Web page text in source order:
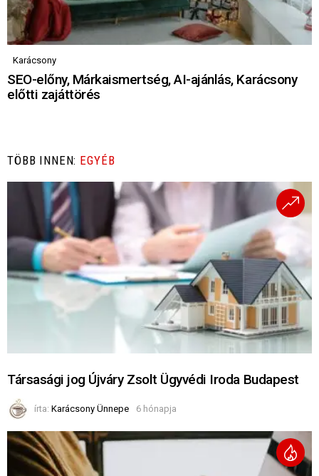
Karácsony
SEO-előny, Márkaismertség, AI-ajánlás, Karácsony
előtti zajáttörés
TÖBB INNEN: EGYÉB
Társasági jog Újváry Zsolt Ügyvédi Iroda Budapest
írta: Karácsony Ünnepe 6 hónapja